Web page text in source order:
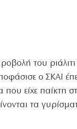
του
ο ΣΚΑΙ
είχε παίκτη
τα